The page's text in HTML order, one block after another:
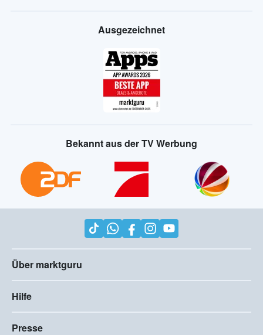
Ausgezeichnet
Bekannt aus der TV Werbung
Über marktguru
Hilfe
Presse